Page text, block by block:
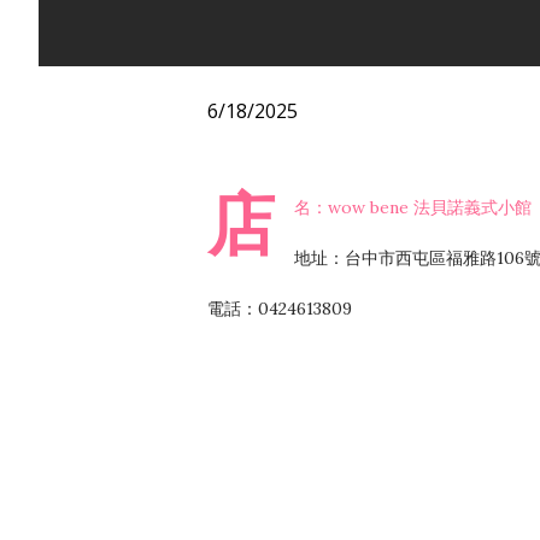
6/18/2025
店 名：wow bene 法貝諾義式小館
地址：台中市西屯區福雅路106
電話：0424613809